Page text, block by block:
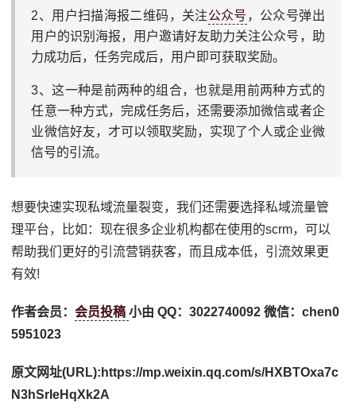
2、用户扫描海报二维码，关注公众号 ，公众号弹出
用户的识别海报，用户邀请好友助力关注公众号，助
力成功后，任务完成后，用户即可获取奖励。
3、这一种是前两种的组合，也就是用前两种方式的
任意一种方式，完成任务后，还需要添加微信或者企
业微信好友，才可以领取奖励，实现了个人或企业微
信号的引流。
想要快速实现私域流量裂变，我们还需要选择私域流量管
理平台，比如：现在很多企业机构都在使用的scrm，可以
帮助我们更好的引流营销获客，而且成本低，引流效果更
有效!
作者会员：会员投稿小由 QQ：3022740092 微信：chen0
5951023
原文网址(URL):https://mp.weixin.qq.com/s/HXBTOxa7c
N3hSrIeHqXk2A